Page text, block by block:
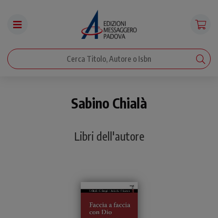
Sabino Chialà
Libri dell'autore